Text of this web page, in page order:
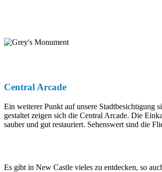
Central Arcade
Ein weiterer Punkt auf unsere Stadtbesichtigung
gestaltet zeigen sich die Central Arcade. Die
sauber und gut restauriert. Sehenswert sind die
Es gibt in New Castle vieles zu entdecken, so